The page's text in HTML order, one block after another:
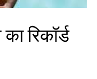
रिकॉर्ड